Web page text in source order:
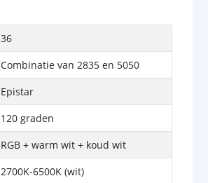
36
Combinatie van 2835 en 5050
Epistar
120 graden
RGB + warm wit + koud wit
2700K-6500K (wit)